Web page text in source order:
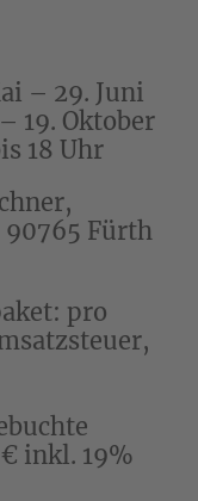
– 29. Juni
19. Oktober
18 Uhr
Fürth
pro
inkl. 19%